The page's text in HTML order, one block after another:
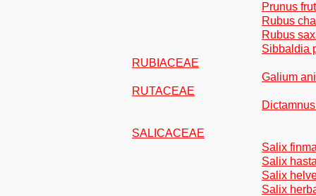
Prunus
Rubus
Rubus
Sibbaldia
RUBIACEAE
Galium
RUTACEAE
SALICACEAE
Salix
Salix
Salix
Salix